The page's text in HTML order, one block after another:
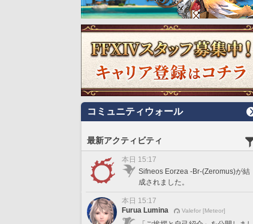
コミュニティウォール
最新アクティビティ
本日 15:17
Sifneos Eorzea -Br-(Zeromus)が結
成されました。
本日 15:17
Furua Lumina
Valefor [Meteor]